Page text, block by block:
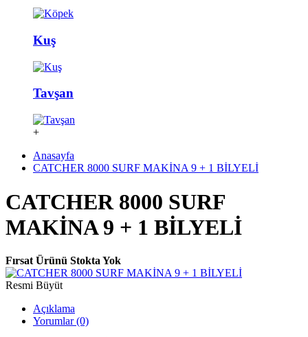
Kuş
Tavşan
+
Anasayfa
CATCHER 8000 SURF MAKİNA 9 + 1 BİLYELİ
CATCHER 8000 SURF
MAKİNA 9 + 1 BİLYELİ
Fırsat Ürünü Stokta Yok
Resmi Büyüt
Açıklama
Yorumlar (0)